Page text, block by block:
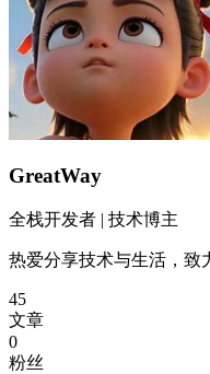
GreatWay
全栈开发者 | 技术博主
热爱分享技术与生活，致
45
文章
0
粉丝